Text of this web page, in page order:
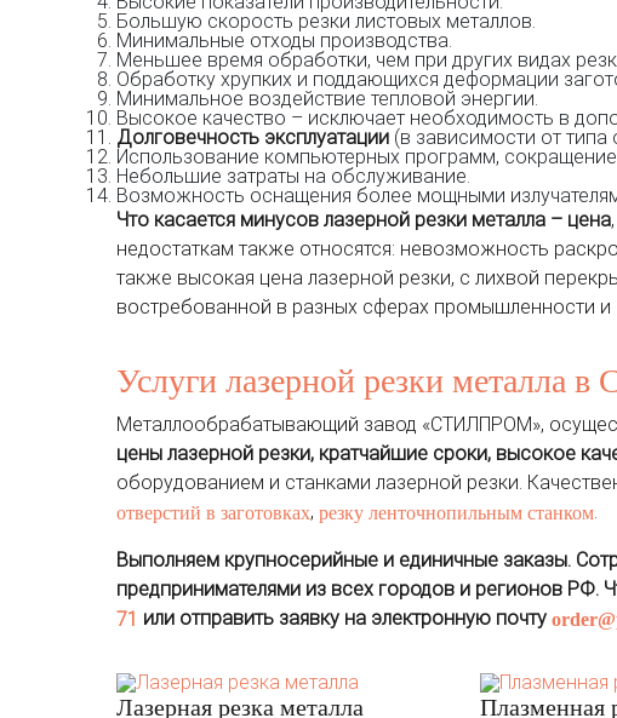
Большую скорость резки листовых металлов.
Минимальные отходы производства.
Меньшее время обработки, чем при других видах
Обработку хрупких и поддающихся деформации
Минимальное воздействие тепловой энергии.
Высокое качество – исключает необходимость в
Долговечность эксплуатации (в зависимости от
Использование компьютерных программ,
Небольшие затраты на обслуживание.
Возможность оснащения более мощными
Что касается минусов лазерной резки металла – цена
недостаткам также относятся: невозможность
также высокая цена лазерной резки, с лихвой
востребованной в разных сферах промышленности и
Услуги лазерной резки
Металлообрабатывающий завод «СТИЛПРОМ»,
цены лазерной резки, кратчайшие сроки, высокое
оборудованием и станками лазерной резки.
отверстий в заготовках, резку ленточнопильным станком.
Выполняем крупносерийные и единичные заказы.
предпринимателями из всех городов и регионов РФ.
71 или отправить заявку на электронную почту
Лазерная резка металла Плазменная